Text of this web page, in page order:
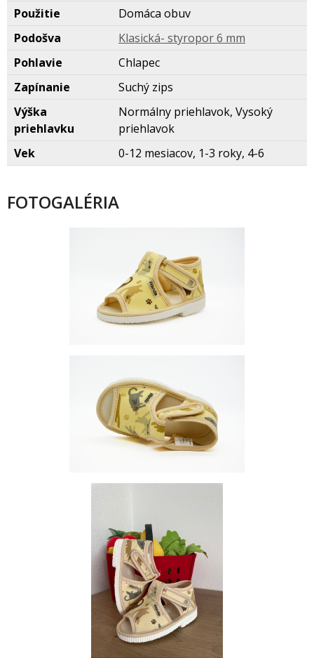
Použitie
Domáca obuv
Podošva
Klasická- styropor 6 mm
Pohlavie
Chlapec
Zapínanie
Suchý zips
Výška
priehlavku
Normálny priehlavok, Vysoký
priehlavok
Vek
0-12 mesiacov, 1-3 roky, 4-6
FOTOGALÉRIA